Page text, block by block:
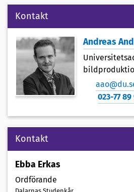
Kontakt
Andreas
023-77 89
Kontakt
Ebba Erkas
Ordförande